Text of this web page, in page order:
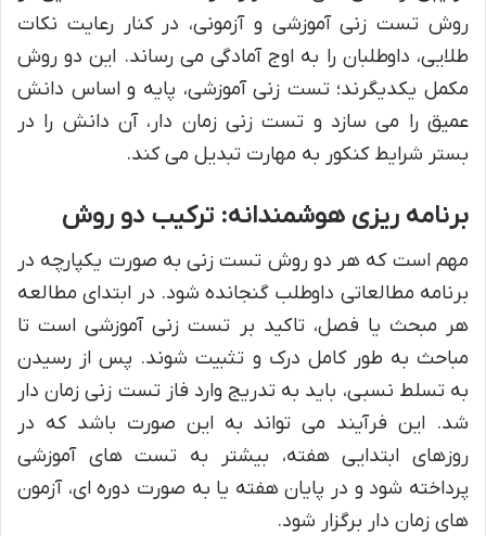
روش تست زنی آموزشی و آزمونی، در کنار رعایت نکات
طلایی، داوطلبان را به اوج آمادگی می رساند. این دو روش
مکمل یکدیگرند؛ تست زنی آموزشی، پایه و اساس دانش
عمیق را می سازد و تست زنی زمان دار، آن دانش را در
بستر شرایط کنکور به مهارت تبدیل می کند.
برنامه ریزی هوشمندانه: ترکیب دو روش
مهم است که هر دو روش تست زنی به صورت یکپارچه در
برنامه مطالعاتی داوطلب گنجانده شود. در ابتدای مطالعه
هر مبحث یا فصل، تاکید بر تست زنی آموزشی است تا
مباحث به طور کامل درک و تثبیت شوند. پس از رسیدن
به تسلط نسبی، باید به تدریج وارد فاز تست زنی زمان دار
شد. این فرآیند می تواند به این صورت باشد که در
روزهای ابتدایی هفته، بیشتر به تست های آموزشی
پرداخته شود و در پایان هفته یا به صورت دوره ای، آزمون
های زمان دار برگزار شود.